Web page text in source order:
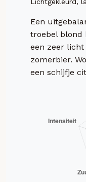
Een
troebel blond
een zeer
zomerbier.
een schijfje